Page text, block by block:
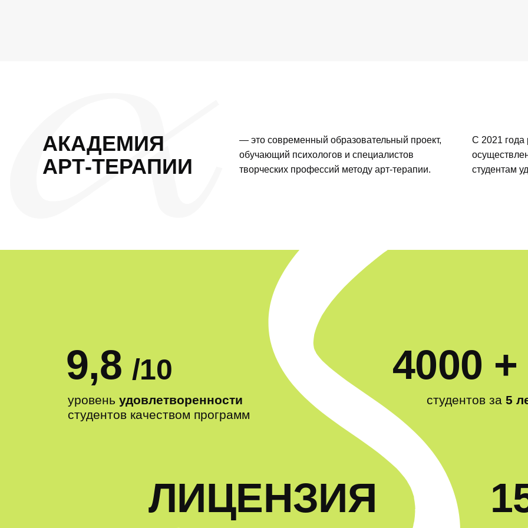
АКАДЕМИЯ
АРТ-ТЕРАПИИ
С 2021 года
студентам
— это современный образовательный проект,
обучающий психологов и специалистов
творческих профессий методу арт-терапии.
4000 +
студентов за 5
ЛИЦЕНЗИЯ
9,8 /10
уровень удовлетворенности
студентов качеством программ